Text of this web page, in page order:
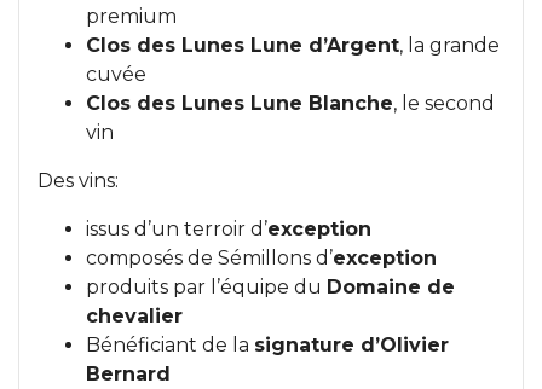
premium
Clos des Lunes Lune d’Argent, la grande
cuvée
Clos des Lunes Lune Blanche, le second
vin
Des vins:
issus d’un terroir d’exception
composés de Sémillons d’exception
produits par l’équipe du Domaine de
chevalier
Bénéficiant de la signature d’Olivier
Bernard